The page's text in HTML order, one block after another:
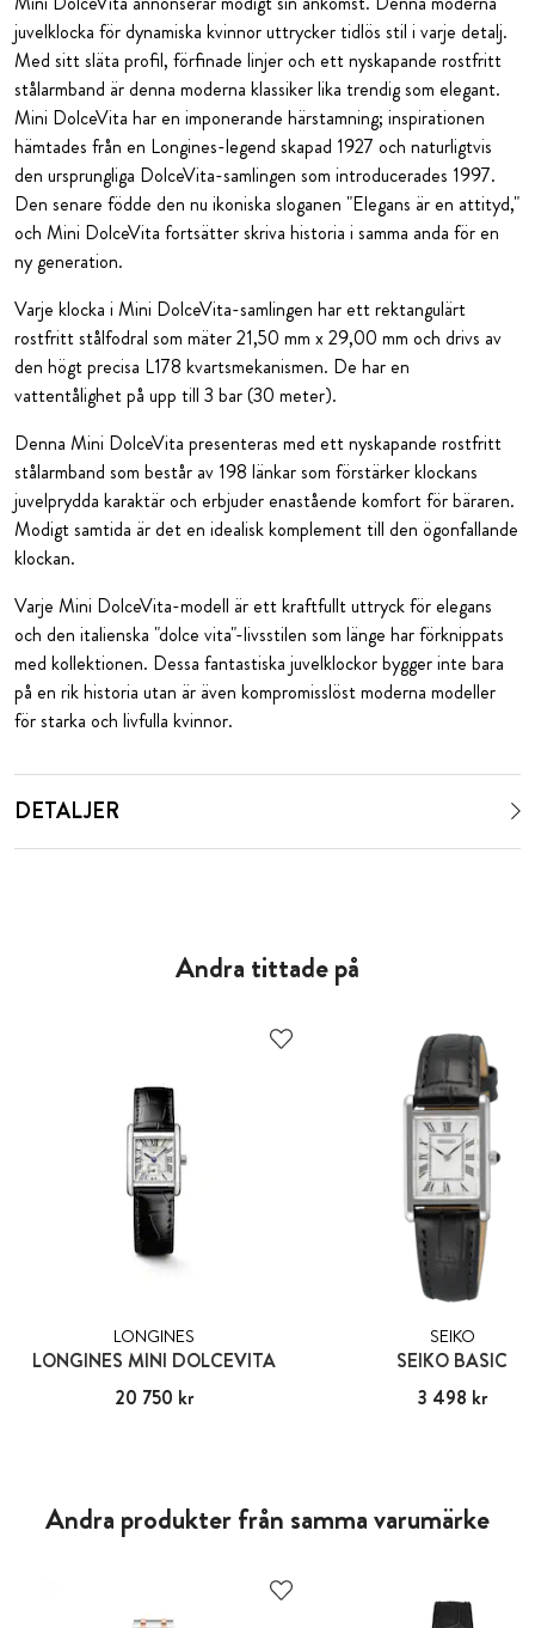
juvelklocka för dynamiska kvinnor uttrycker tidlös stil i varje detalj.
Med sitt släta profil, förfinade linjer och ett nyskapande rostfritt
stålarmband är denna moderna klassiker lika trendig som elegant.
Mini DolceVita har en imponerande härstamning; inspirationen
hämtades från en Longines-legend skapad 1927 och naturligtvis
den ursprungliga DolceVita-samlingen som introducerades 1997.
Den senare födde den nu ikoniska sloganen "Elegans är en attityd,"
och Mini DolceVita fortsätter skriva historia i samma anda för en
ny generation.
Varje klocka i Mini DolceVita-samlingen har ett rektangulärt
rostfritt stålfodral som mäter 21,50 mm x 29,00 mm och drivs av
den högt precisa L178 kvartsmekanismen. De har en
vattentålighet på upp till 3 bar (30 meter).
Denna Mini DolceVita presenteras med ett nyskapande rostfritt
stålarmband som består av 198 länkar som förstärker klockans
juvelprydda karaktär och erbjuder enastående komfort för bäraren.
Modigt samtida är det en idealisk komplement till den ögonfallande
klockan.
Varje Mini DolceVita-modell är ett kraftfullt uttryck för elegans
och den italienska "dolce vita"-livsstilen som länge har förknippats
med kollektionen. Dessa fantastiska juvelklockor bygger inte bara
på en rik historia utan är även kompromisslöst moderna modeller
för starka och livfulla kvinnor.
DETALJER
Andra tittade på
LONGINES
LONGINES MINI DOLCEVITA
Pris:20 750 kr
20 750 kr
SEIKO
SEIKO BASIC
Pris :3 498 kr
3 498 kr
Andra produkter från samma varumärke